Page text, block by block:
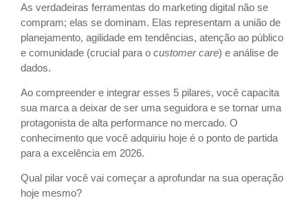
As verdadeiras ferramentas do marketing digital não se
compram; elas se dominam. Elas representam a união de
planejamento, agilidade em tendências, atenção ao público
e comunidade (crucial para o customer care) e análise de
dados.
Ao compreender e integrar esses 5 pilares, você capacita
sua marca a deixar de ser uma seguidora e se tornar uma
protagonista de alta performance no mercado. O
conhecimento que você adquiriu hoje é o ponto de partida
para a excelência em 2026.
Qual pilar você vai começar a aprofundar na sua operação
hoje mesmo?